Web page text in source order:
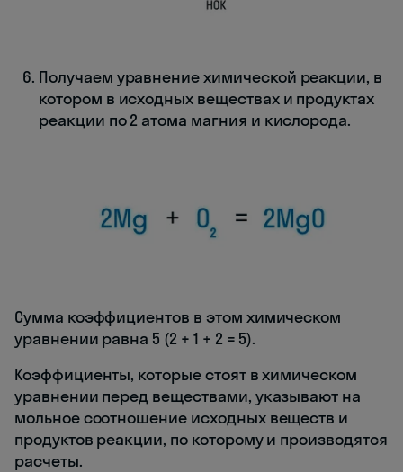
Получаем уравнение химической реакции, в
котором в исходных веществах и продуктах
реакции по 2 атома магния и кислорода.
Сумма коэффициентов в этом химическом
уравнении равна 5 (2 + 1 + 2 = 5).
Коэффициенты, которые стоят в химическом
уравнении перед веществами, указывают на
мольное соотношение исходных веществ и
продуктов реакции, по которому и производятся
расчеты.